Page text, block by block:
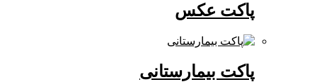
پاکت عکس
پاکت بیمارستانی